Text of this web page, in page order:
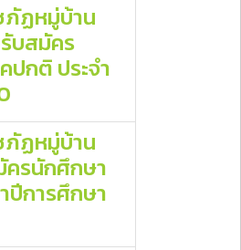
ภัฏหมู่บ้าน
บสมัคร
ปกติ ประจำ
ภัฏหมู่บ้าน
ครนักศึกษา
ปีการศึกษา